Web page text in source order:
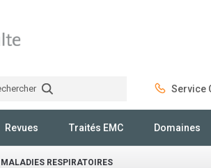
Service
Revues Traités EMC Domaines
MALADIES RESPIRATOIRES